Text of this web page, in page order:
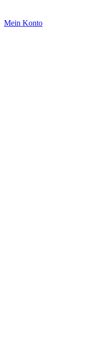
Mein Konto